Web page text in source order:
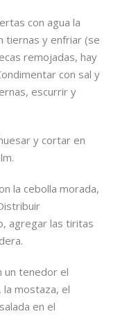
con agua la
tiernas y enfriar (se
remojadas, hay
con sal y
escurrir y
y cortar en
la cebolla morada,
agregar las tiritas
un tenedor el
la mostaza, el
en el